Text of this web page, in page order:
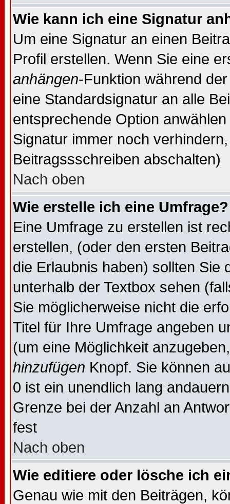
Wie kann ich eine Signatur
Um eine Signatur an einen
Profil erstellen. Wenn Sie eine
anhängen-Funktion während
eine Standardsignatur an alle
entsprechende Option
Signatur immer noch
Beitragssschreiben abschalten)
Nach oben
Wie erstelle ich eine Umfrage?
Eine Umfrage zu erstellen ist
erstellen, (oder den ersten
die Erlaubnis haben) sollten Sie
unterhalb der Textbox sehen
Sie möglicherweise nicht die
Titel für Ihre Umfrage angeben
(um eine Möglichkeit
hinzufügen Knopf. Sie können
0 ist ein unendlich lang
Grenze bei der Anzahl an
fest
Nach oben
Wie editiere oder lösche ich
Genau wie mit den Beiträgen,